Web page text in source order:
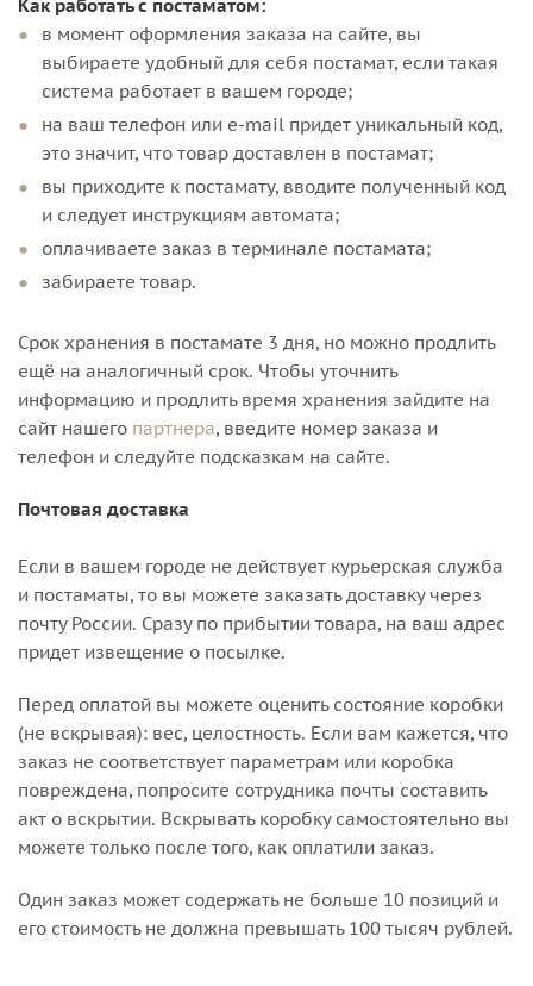
Как работать с постаматом:
в момент оформления заказа на сайте, вы
выбираете удобный для себя постамат, если такая
система работает в вашем городе;
на ваш телефон или e-mail придет уникальный код,
это значит, что товар доставлен в постамат;
вы приходите к постамату, вводите полученный код
и следует инструкциям автомата;
оплачиваете заказ в терминале постамата;
забираете товар.
Срок хранения в постамате 3 дня, но можно продлить
ещё на аналогичный срок. Чтобы уточнить
информацию и продлить время хранения зайдите на
сайт нашего партнера, введите номер заказа и
телефон и следуйте подсказкам на сайте.
Почтовая доставка
Если в вашем городе не действует курьерская служба
и постаматы, то вы можете заказать доставку через
почту России. Сразу по прибытии товара, на ваш адрес
придет извещение о посылке.
Перед оплатой вы можете оценить состояние коробки
(не вскрывая): вес, целостность. Если вам кажется, что
заказ не соответствует параметрам или коробка
повреждена, попросите сотрудника почты составить
акт о вскрытии. Вскрывать коробку самостоятельно вы
можете только после того, как оплатили заказ.
Один заказ может содержать не больше 10 позиций и
его стоимость не должна превышать 100 тысяч рублей.